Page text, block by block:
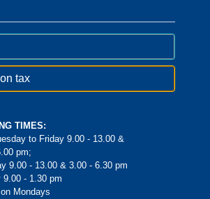
tax
TIMES:
to Friday 9.00 - 13.00 &
pm;
9.00 - 13.00 & 3.00 - 6.30 pm
9.00 - 1.30 pm
Mondays